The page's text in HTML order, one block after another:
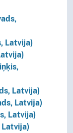
Latvija)
Latvija)
Latvija)
Latvija)
Latvija)